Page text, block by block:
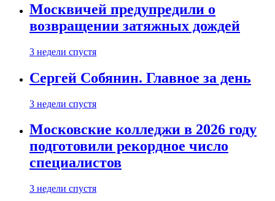
Москвичей предупредили о
возвращении затяжных дождей
3 недели спустя
Сергей Собянин. Главное за день
3 недели спустя
Московские колледжи в 2026 году
подготовили рекордное число
специалистов
3 недели спустя